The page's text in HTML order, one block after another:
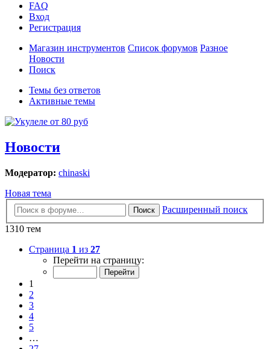
FAQ
Вход
Регистрация
Магазин инструментов Список форумов Разное
Новости
Поиск
Темы без ответов
Активные темы
Новости
Модератор: chinaski
Новая тема
Поиск
Расширенный поиск
1310 тем
Страница 1 из 27
Перейти на страницу:
1
2
3
4
5
…